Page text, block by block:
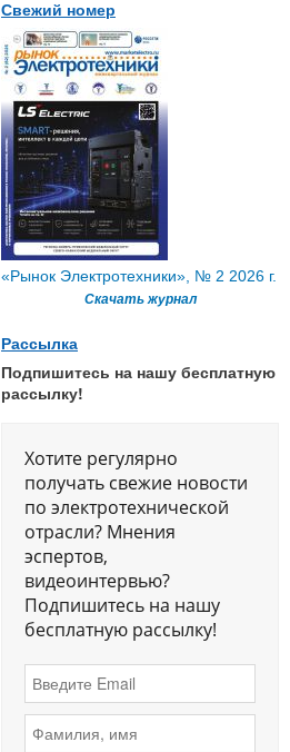
Свежий номер
«Рынок Электротехники», № 2 2026 г.
Скачать журнал
Рассылка
Подпишитесь на нашу бесплатную
рассылку!
Хотите регулярно
получать свежие новости
по электротехнической
отрасли? Мнения
эспертов,
видеоинтервью?
Подпишитесь на нашу
бесплатную рассылку!